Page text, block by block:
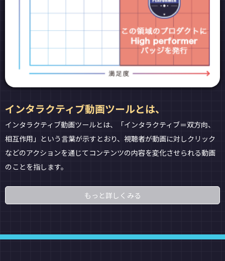
インタラクティブ動画ツールとは、
インタラクティブ動画ツールとは、「インタラクティブ＝双方向、
相互作用」という言葉が示すとおり、視聴者が動画に対しクリック
などのアクションを通じてコンテンツの内容を変化させられる動画
のことを指します。
もっと詳しくみる